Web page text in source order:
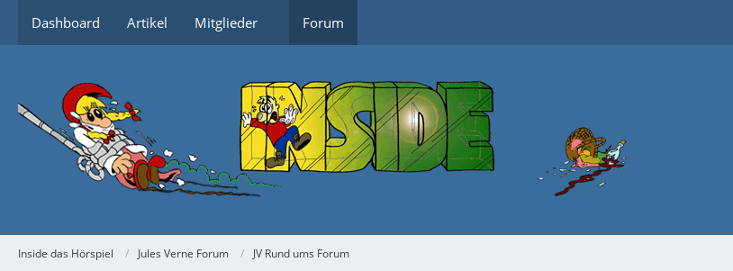
Dashboard Artikel Mitglieder Forum
Inside das Hörspiel Jules Verne Forum JV Rund ums Forum